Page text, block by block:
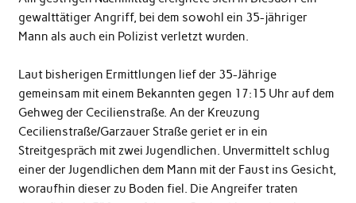
gewalttätiger Angriff, bei dem sowohl ein 35-jähriger
Mann als auch ein Polizist verletzt wurden.
Laut bisherigen Ermittlungen lief der 35-Jährige
gemeinsam mit einem Bekannten gegen 17:15 Uhr auf dem
Gehweg der Cecilienstraße. An der Kreuzung
Cecilienstraße/Garzauer Straße geriet er in ein
Streitgespräch mit zwei Jugendlichen. Unvermittelt schlug
einer der Jugendlichen dem Mann mit der Faust ins Gesicht,
woraufhin dieser zu Boden fiel. Die Angreifer traten